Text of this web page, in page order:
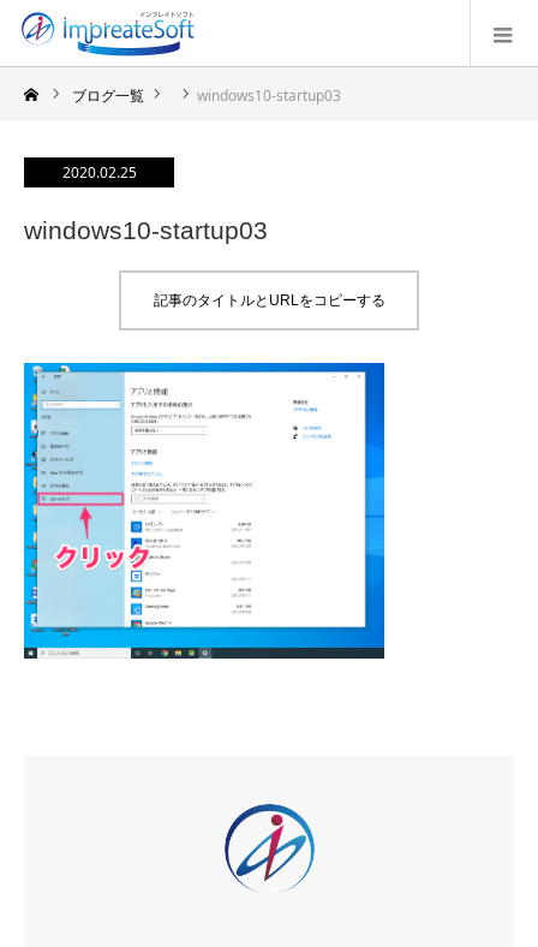
ブログ一覧 windows10-startup03
2020.02.25
windows10-startup03
記事のタイトルとURLをコピーする